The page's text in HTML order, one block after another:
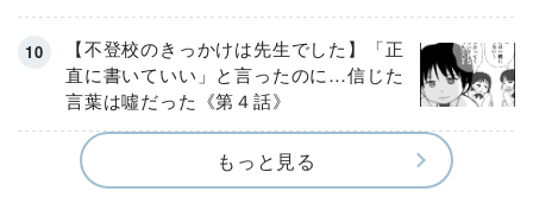
【不登校のきっかけは先生でした】「正
直に書いていい」と言ったのに…信じた
言葉は噓だった《第４話》
もっと見る